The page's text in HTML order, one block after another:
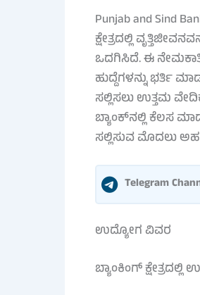
Punjab and Sind
ಕ್ಷೇತ್ರದಲ್ಲಿ
ಒದಗಿಸಿದೆ. ಈ
ಹುದ್ದೆಗಳನ್ನು ಭರ್ತಿ
ಸಲ್ಲಿಸಲು ಉತ್ತಮ
ಬ್ಯಾಂಕ್‌ನಲ್ಲಿ ಕೆಲಸ
ಸಲ್ಲಿಸುವ ಮೊದಲು
Telegram
ಉದ್ಯೋಗ ವಿವರ
ಬ್ಯಾಂಕಿಂಗ್